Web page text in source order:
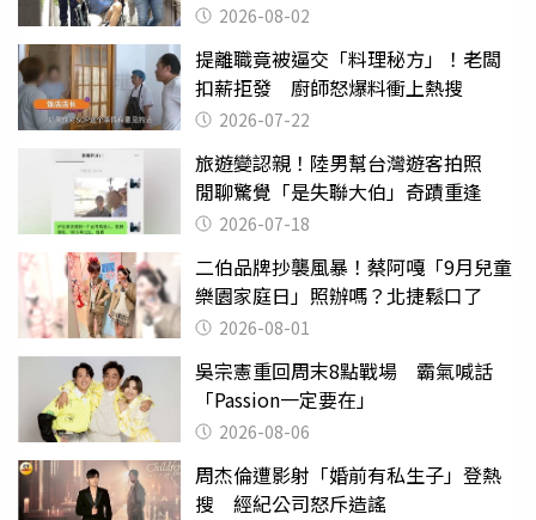
2026-08-02
提離職竟被逼交「料理秘方」！老闆
扣薪拒發 廚師怒爆料衝上熱搜
2026-07-22
旅遊變認親！陸男幫台灣遊客拍照
閒聊驚覺「是失聯大伯」奇蹟重逢
2026-07-18
二伯品牌抄襲風暴！蔡阿嘎「9月兒童
樂園家庭日」照辦嗎？北捷鬆口了
2026-08-01
吳宗憲重回周末8點戰場 霸氣喊話
「Passion一定要在」
2026-08-06
周杰倫遭影射「婚前有私生子」登熱
搜 經紀公司怒斥造謠